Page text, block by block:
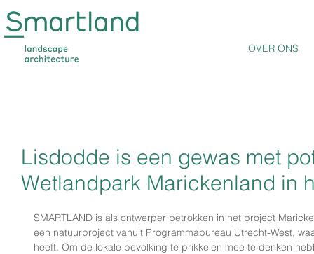
OVER ONS
Lisdodde is een gewas met
Wetlandpark Marickenland in
SMARTLAND is als ontwerper betrokken in het project
een natuurproject vanuit Programmabureau Utrecht-West,
heeft. Om de lokale bevolking te prikkelen mee te denken